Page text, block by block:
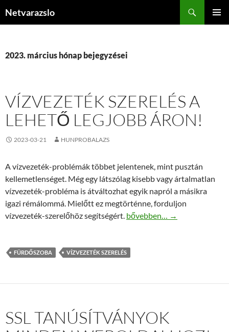
Netvarazslo
2023. március hónap bejegyzései
VÍZVEZETÉK SZERELÉS A
LEHETŐ LEGJOBB ÁRON!
2023-03-21 HUNPROBALAZS
A vízvezeték-problémák többet jelentenek, mint pusztán
kellemetlenséget. Még egy látszólag kisebb vagy ártalmatlan
vízvezeték-probléma is átváltozhat egyik napról a másikra
igazi rémálommá. Mielőtt ez megtörténne, forduljon
vízvezeték-szerelőhöz segítségért. Vízvezeték szerelés a lehető
bővebben… →
FÜRDŐSZOBA VÍZVEZETÉK SZERELÉS
SSL TANÚSÍTVÁNYOK